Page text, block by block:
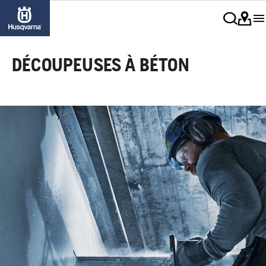
DÉCOUPEUSES À BÉTON